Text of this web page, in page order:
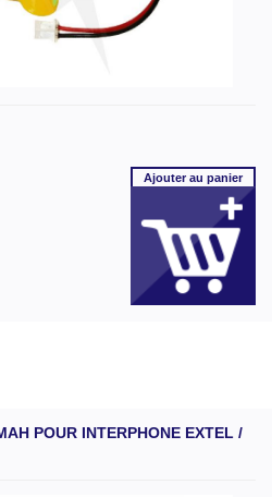
Ajouterau panier
POUR INTERPHONE EXTEL /